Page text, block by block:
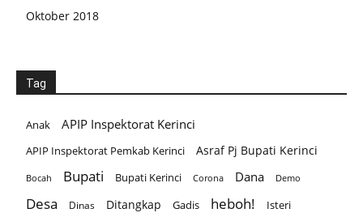
Oktober 2018
Tag
Anak APIP Inspektorat Kerinci
APIP Inspektorat Pemkab Kerinci Asraf Pj Bupati Kerinci
Bocah Bupati Bupati Kerinci Corona Dana Demo
Desa Dinas Ditangkap Gadis heboh! Isteri